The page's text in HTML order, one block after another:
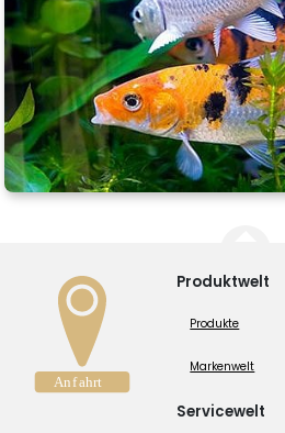
Produktwelt
Produkte
Markenwelt
Servicewelt